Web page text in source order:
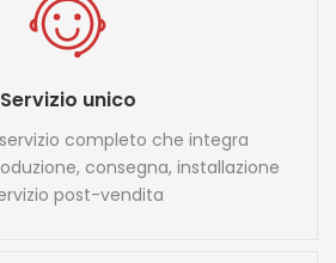
Servizio unico
completo che integra
consegna, installazione
post-vendita